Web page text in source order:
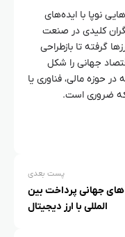
نوپا با ایده‌های
کلیدی در صنعت
گرفته تا بازطراحی
جهانی را شکل
حوزه مالی، فناوری یا
ضروری است.
پست بعدی
جهانی پرداخت بین‌
المللی با ارز دیجیتال